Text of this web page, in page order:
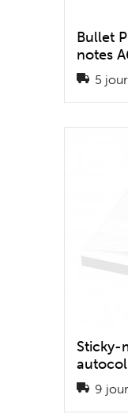
Bullet
notes
5
Sticky-
9